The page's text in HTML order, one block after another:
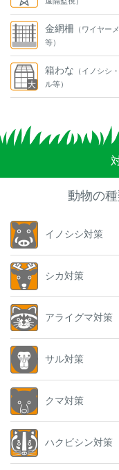
金網柵 （ワイヤー
等）
箱わな （イノシシ
ル等）
動物の
イノシシ対策
シカ対策
アライグマ対策
サル対策
クマ対策
ハクビシン対策